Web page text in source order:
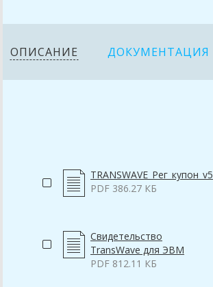
ОПИСАНИЕ ДОКУМЕНТАЦИЯ
TRANSWAVE_Рег_купон_v5
PDF 386.27 КБ
Свидетельство
TransWave для ЭВМ
PDF 812.11 КБ